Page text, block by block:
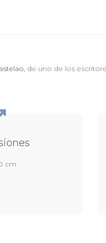
, de uno de los
cm